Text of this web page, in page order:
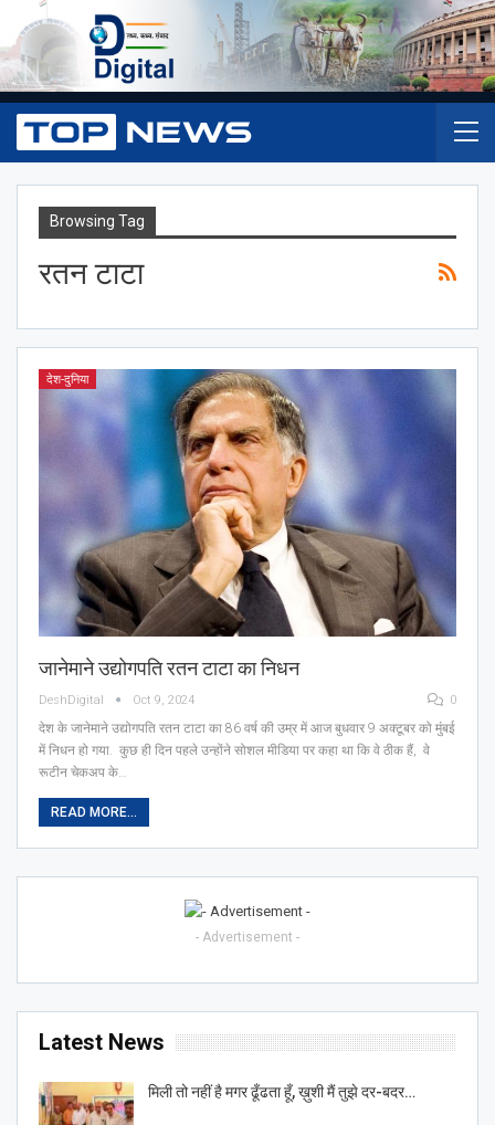
Browsing Tag
रतन टाटा
देश-दुनिया
जानेमाने उद्योगपति रतन टाटा का निधन
DeshDigital Oct 9, 2024 0
देश के जानेमाने उद्योगपति रतन टाटा का 86 वर्ष की उम्र में आज बुधवार 9 अक्टूबर को मुंबई
में निधन हो गया. कुछ ही दिन पहले उन्होंने सोशल मीडिया पर कहा था कि वे ठीक हैं, वे
रूटीन चेकअप के…
READ MORE...
- Advertisement -
Latest News
मिली तो नहीं है मगर ढूँढता हूँ, ख़ुशी मैं तुझे दर-बदर…